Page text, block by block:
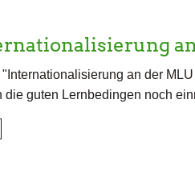
an der
guten Lernbedingen noch